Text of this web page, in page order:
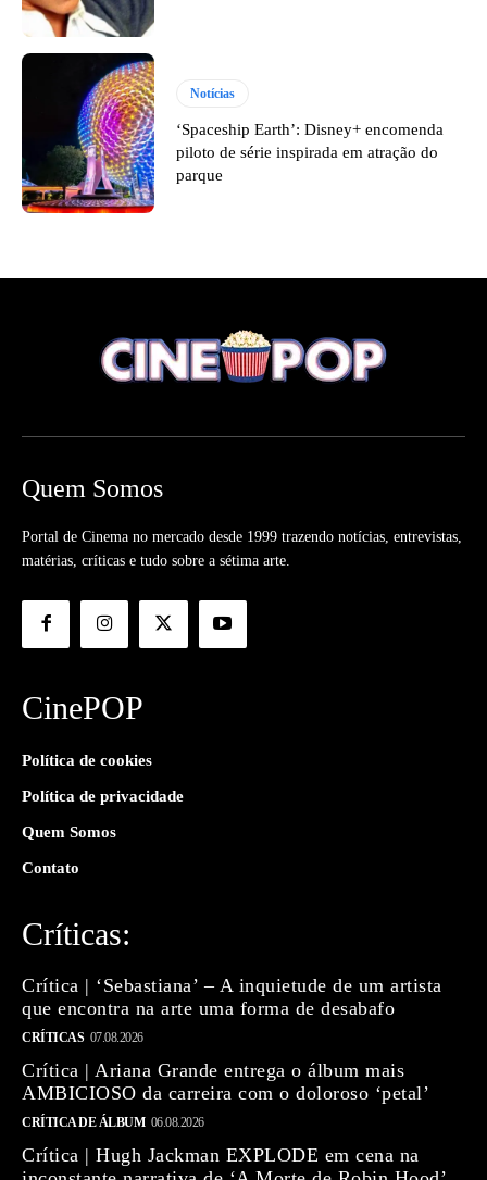
Notícias
‘Spaceship Earth’: Disney+ encomenda
piloto de série inspirada em atração do
parque
Quem Somos
Portal de Cinema no mercado desde 1999 trazendo notícias, entrevistas,
matérias, críticas e tudo sobre a sétima arte.
CinePOP
Política de cookies
Política de privacidade
Quem Somos
Contato
Críticas:
Crítica | ‘Sebastiana’ – A inquietude de um artista
que encontra na arte uma forma de desabafo
CRÍTICAS 07.08.2026
Crítica | Ariana Grande entrega o álbum mais
AMBICIOSO da carreira com o doloroso ‘petal’
CRÍTICA DE ÁLBUM 06.08.2026
Crítica | Hugh Jackman EXPLODE em cena na